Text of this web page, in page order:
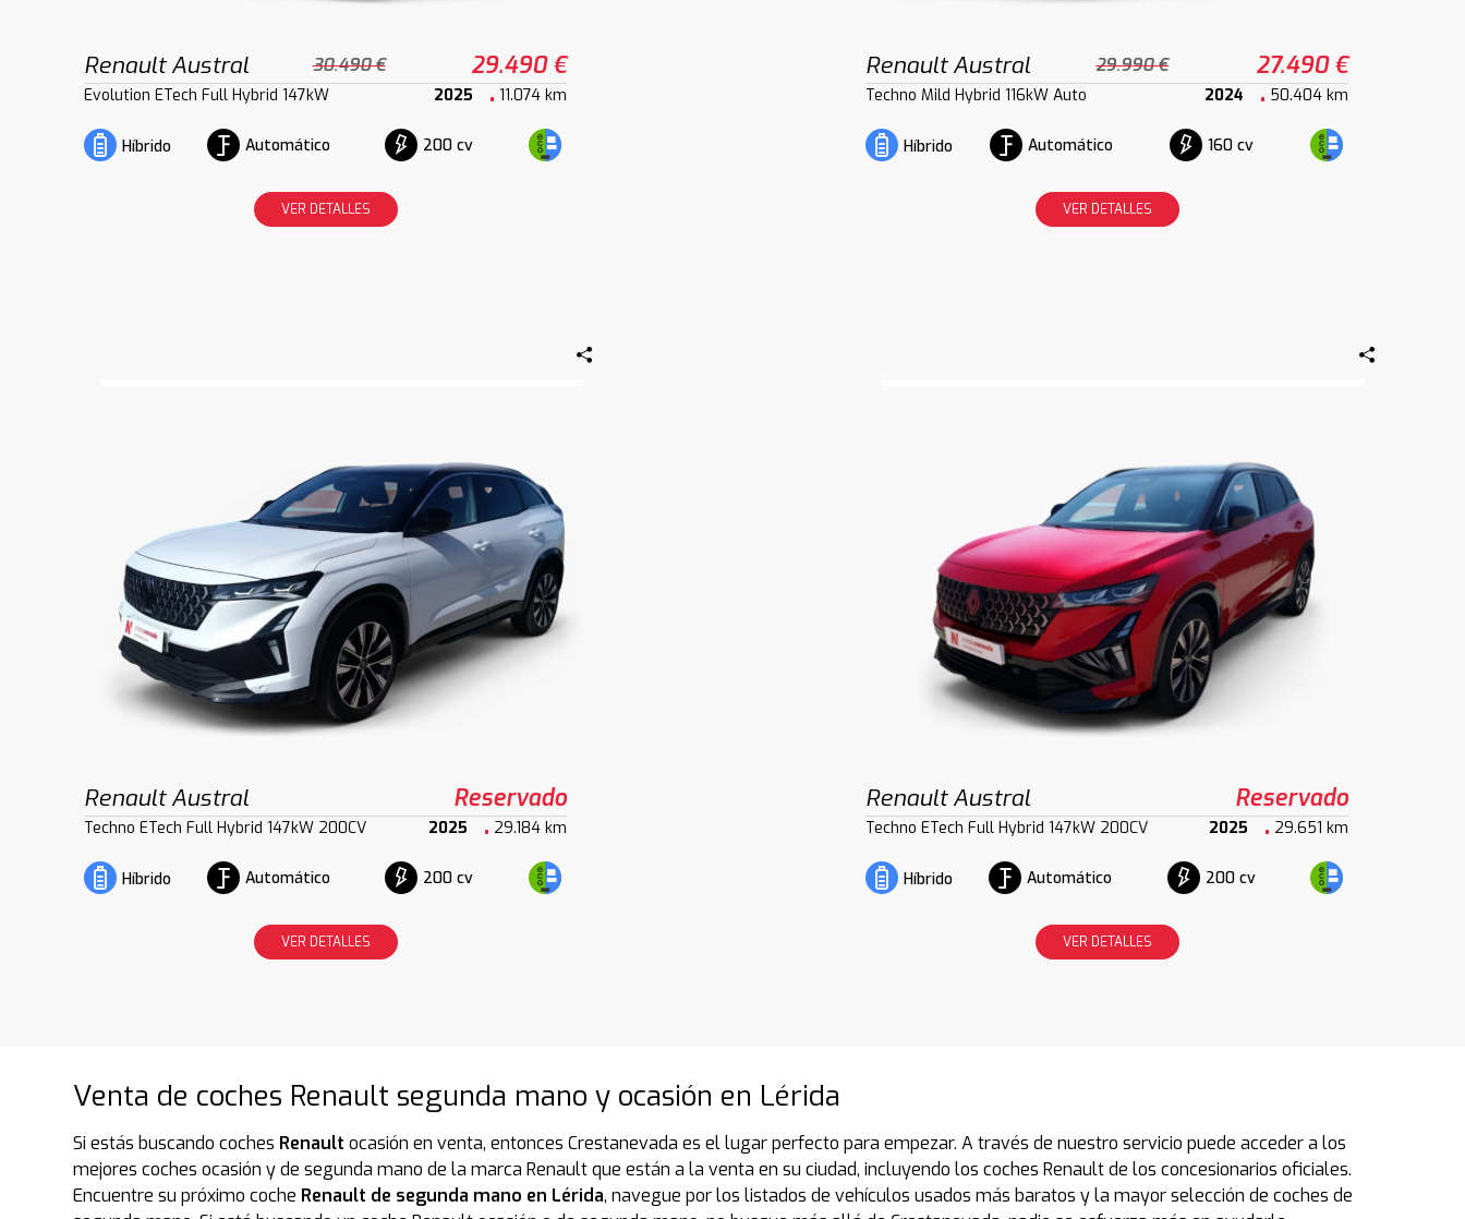
Renault Austral 30.490 € 29.490 €
Evolution ETech Full Hybrid 147kW 2025 11.074 km
Híbrido Automático 200 cv
VER DETALLES
Renault Austral 29.990 € 27.490 €
Techno Mild Hybrid 116kW Auto 2024 50.404 km
Híbrido Automático 160 cv
VER DETALLES
Renault Austral Reservado
Techno ETech Full Hybrid 147kW 200CV 2025 29.184 km
Híbrido Automático 200 cv
VER DETALLES
Renault Austral Reservado
Techno ETech Full Hybrid 147kW 200CV 2025 29.651 km
Híbrido Automático 200 cv
VER DETALLES
Venta de coches Renault segunda mano y ocasión en Lérida
Si estás buscando coches Renault ocasión en venta, entonces Crestanevada es el lugar perfecto para empezar. A través de nuestro servicio puede acceder a los
mejores coches ocasión y de segunda mano de la marca Renault que están a la venta en su ciudad, incluyendo los coches Renault de los concesionarios oficiales.
Encuentre su próximo coche Renault de segunda mano en Lérida, navegue por los listados de vehículos usados más baratos y la mayor selección de coches de